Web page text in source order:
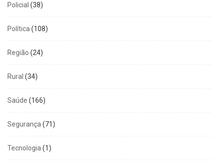
Policial (38)
Política (108)
Região (24)
Rural (34)
Saúde (166)
Segurança (71)
Tecnologia (1)